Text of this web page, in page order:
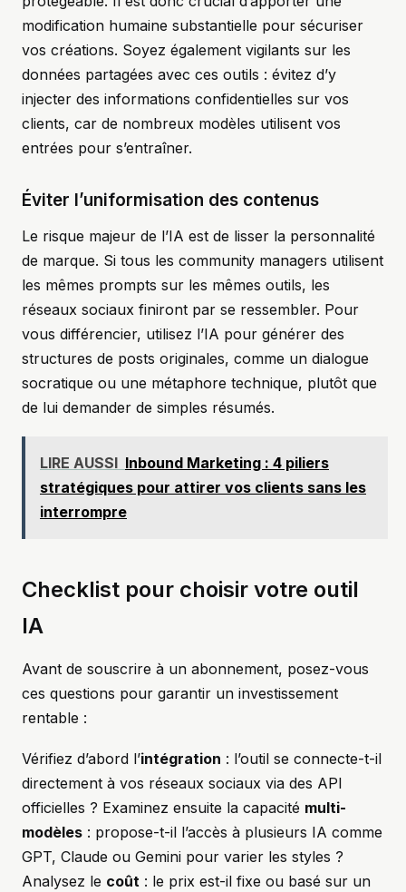
modification humaine substantielle pour sécuriser
vos créations. Soyez également vigilants sur les
données partagées avec ces outils : évitez d’y
injecter des informations confidentielles sur vos
clients, car de nombreux modèles utilisent vos
entrées pour s’entraîner.
Éviter l’uniformisation des contenus
Le risque majeur de l’IA est de lisser la personnalité
de marque. Si tous les community managers utilisent
les mêmes prompts sur les mêmes outils, les
réseaux sociaux finiront par se ressembler. Pour
vous différencier, utilisez l’IA pour générer des
structures de posts originales, comme un dialogue
socratique ou une métaphore technique, plutôt que
de lui demander de simples résumés.
LIRE AUSSI Inbound Marketing : 4 piliers
stratégiques pour attirer vos clients sans les
interrompre
Checklist pour choisir votre outil
IA
Avant de souscrire à un abonnement, posez-vous
ces questions pour garantir un investissement
rentable :
Vérifiez d’abord l’intégration : l’outil se connecte-t-il
directement à vos réseaux sociaux via des API
officielles ? Examinez ensuite la capacité multi-
modèles : propose-t-il l’accès à plusieurs IA comme
GPT, Claude ou Gemini pour varier les styles ?
Analysez le coût : le prix est-il fixe ou basé sur un